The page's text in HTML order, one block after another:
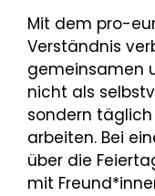
Mit dem pro-
Verständnis
gemeinsamen
nicht als
sondern
arbeiten. Bei
über die
mit